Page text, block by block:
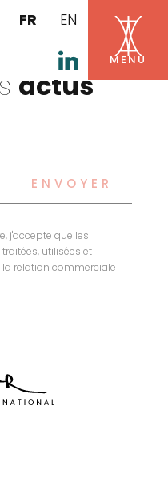
FR EN
actus
j'accepte que les
utilisées et
relation commerciale
ENVOYER